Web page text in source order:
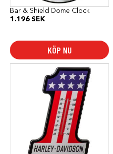
Bar & Shield Dome Clock
1.196 SEK
KÖP NU